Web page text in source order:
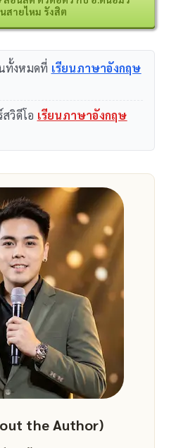
สายไหม รังสิต
ทั้งหมดที่ เรียนภาษาอังกฤษ
วิดีโอ เรียนภาษาอังกฤษ
the Author)